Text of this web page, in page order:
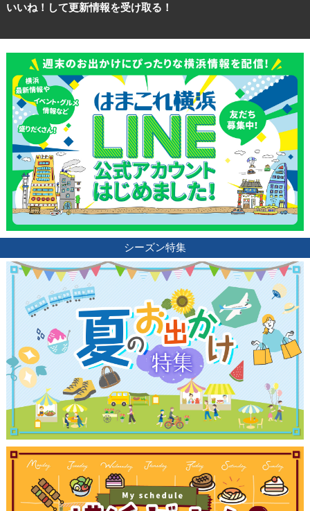
いいね！して更新情報を受け取る！
シーズン特集
観光ガイド
ランキング
ブログ記事
サイトについて